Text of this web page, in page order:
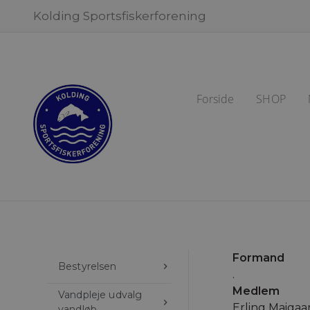
Kolding Sportsfiskerforening
Forside SHOP
Bestyrelsen keyboard_arrow_right
Vandpleje udvalg
keyboard_arrow_right
Formand
.
Medlem